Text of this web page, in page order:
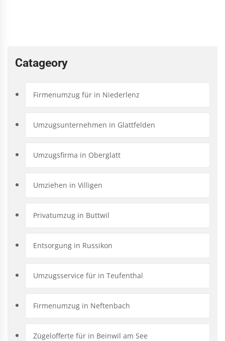
Catageory
Firmenumzug für in Niederlenz
Umzugsunternehmen in Glattfelden
Umzugsfirma in Oberglatt
Umziehen in Villigen
Privatumzug in Buttwil
Entsorgung in Russikon
Umzugsservice für in Teufenthal
Firmenumzug in Neftenbach
Zügelofferte für in Beinwil am See